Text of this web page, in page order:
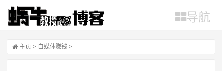
导航
主页 > 自媒体赚钱 >